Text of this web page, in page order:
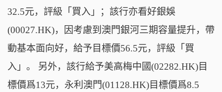
32.5元，評級「買入」；該行亦看好銀娛
(00027.HK)，因考慮到澳門銀河三期容量提升，帶
動基本面向好，給予目標價56.5元，評級「買
入」。 另外，該行給予美高梅中國(02282.HK)目
標價爲13元，永利澳門(01128.HK)目標價爲8.5